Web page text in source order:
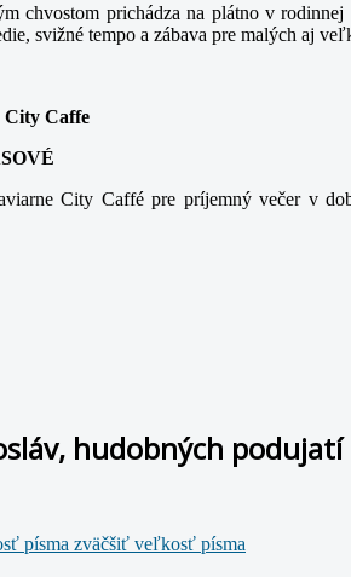
chvostom prichádza na plátno v
svižné tempo a zábava pre malých aj
City Caffe
City Caffé pre príjemný večer v
hudobných
písma zväčšiť veľkosť písma